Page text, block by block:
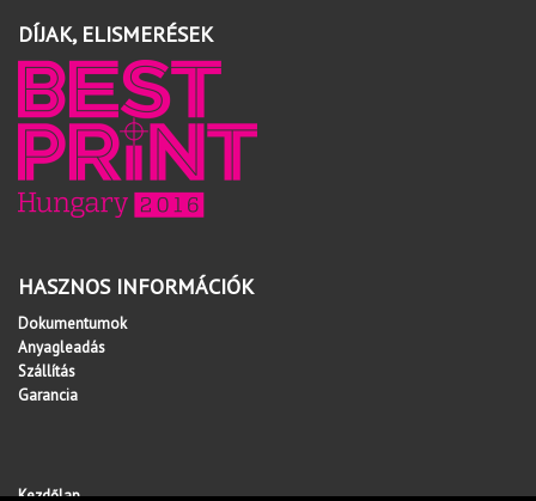
DÍJAK, ELISMERÉSEK
HASZNOS INFORMÁCIÓK
Dokumentumok
Anyagleadás
Szállítás
Garancia
Kezdőlap